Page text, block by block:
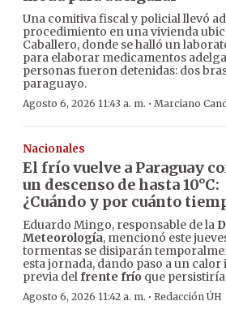
Una comitiva fiscal y policial llevó
procedimiento en una vivienda
Caballero, donde se halló un
para elaborar medicamentos
personas fueron detenidas: dos
paraguayo.
Agosto 6, 2026 11:43 a. m. · Marciano
Nacionales
El frío vuelve a Paraguay
un descenso de hasta 10°C:
¿Cuándo y por cuánto
Eduardo Mingo, responsable de la
Meteorología, mencionó este
tormentas se disiparán
esta jornada, dando paso a un
previa delfrente frío que
Agosto 6, 2026 11:42 a. m. · Redacción ÚH